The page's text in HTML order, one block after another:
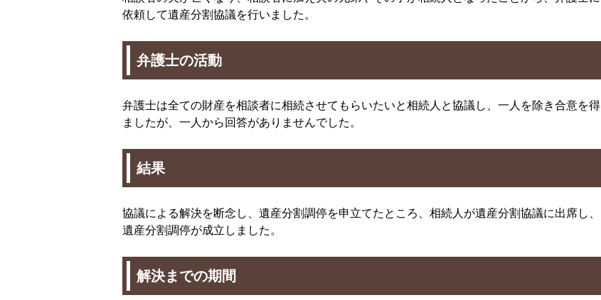
依頼して遺産分割協議を行いました。
弁護士の活動
弁護士は全ての財産を相談者に相続させてもらいたいと相続人と協議し、一人を除き合意を得
ましたが、一人から回答がありませんでした。
結果
協議による解決を断念し、遺産分割調停を申立てたところ、相続人が遺産分割協議に出席し、
遺産分割調停が成立しました。
解決までの期間